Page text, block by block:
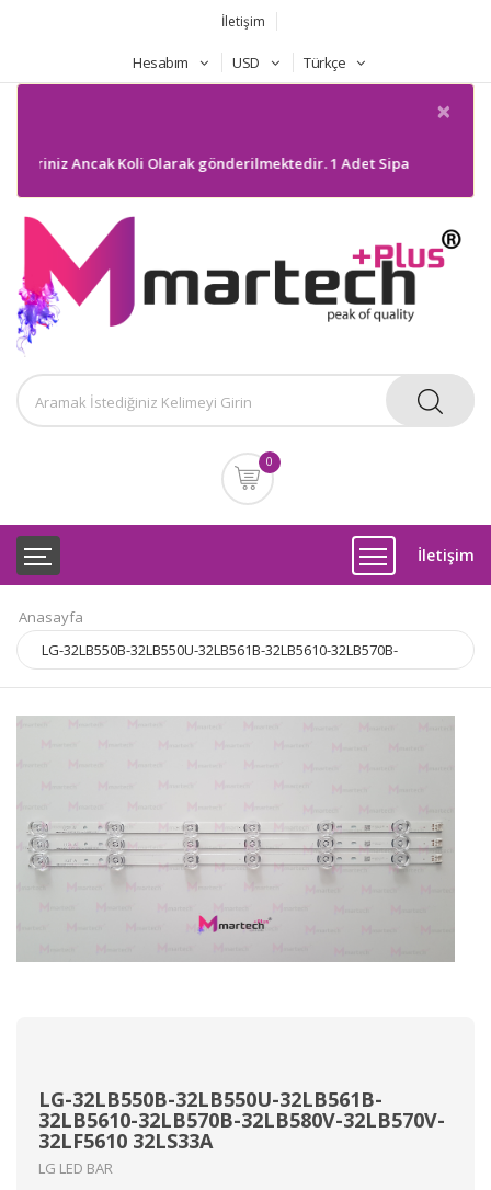
İletişim
Hesabım USD Türkçe
×
Ancak Koli Olarak gönderilmektedir. 1 Adet Sipariş
0
İletişim
Anasayfa
LG-32LB550B-32LB550U-32LB561B-32LB5610-32LB570B-
32LB580V-32LB570V-32LF5610 32LS33A
LG-32LB550B-32LB550U-32LB561B-
32LB5610-32LB570B-32LB580V-32LB570V-
32LF5610 32LS33A
LG LED BAR